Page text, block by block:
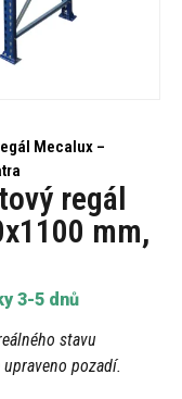
Mecalux –
regál
mm,
3-5 dnů
stavu
pozadí.